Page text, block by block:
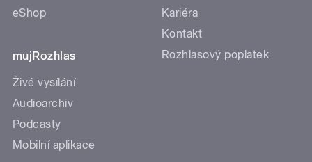
eShop
mujRozhlas
Živé vysílání
Audioarchiv
Podcasty
Mobilní aplikace
Kariéra
Kontakt
Rozhlasový poplatek